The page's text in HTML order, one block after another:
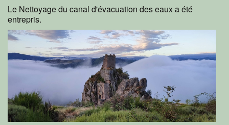
Le Nettoyage du canal d'évacuation des eaux a été
entrepris.